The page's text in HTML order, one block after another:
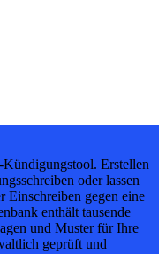
Erstellen
oder lassen
Einschreiben gegen eine
enthält tausende
und Muster für Ihre
geprüft und